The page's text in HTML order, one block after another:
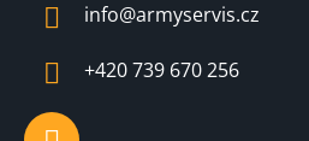
info@armyservis.cz
+420 739 670 256